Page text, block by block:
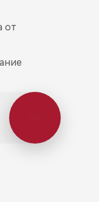
от